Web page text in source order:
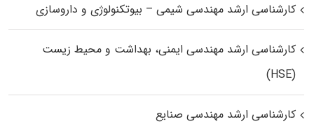
کارشناسی ارشد مهندسی شیمی – بیوتکنولوژی و داروسازی
کارشناسی ارشد مهندسی ایمنی، بهداشت و محیط زیست
(HSE)
کارشناسی ارشد مهندسی صنایع